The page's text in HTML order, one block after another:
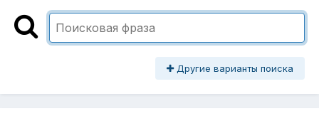
Другие варианты поиска